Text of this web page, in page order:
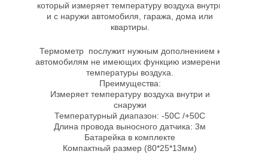
который измеряет температуру воздуха внутри
и с наружи автомобиля, гаража, дома или
квартиры.
Термометр послужит нужным дополнением к
автомобилям не имеющих функцию измерения
температуры воздуха.
Преимущества:
Измеряет температуру воздуха внутри и
снаружи
Температурный диапазон: -50С /+50С
Длина провода выносного датчика: 3м
Батарейка в комплекте
Компактный размер (80*25*13мм)